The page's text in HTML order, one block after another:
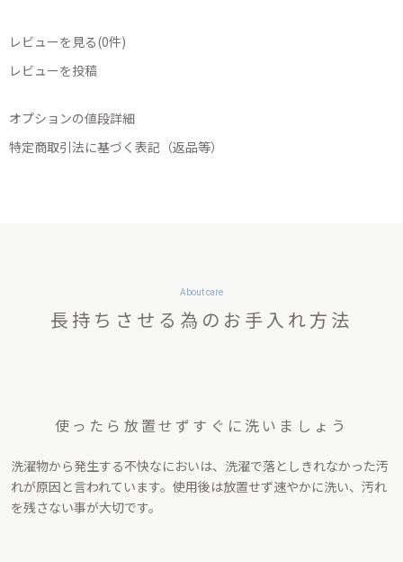
レビューを見る(0件)
レビューを投稿
オプションの値段詳細
特定商取引法に基づく表記（返品等）
About care
長持ちさせる為のお手入れ方法
使ったら放置せず すぐに洗いましょう
洗濯物から発生する不快なにおいは、洗濯で落としきれなかった汚
れが原因と言われています。使用後は放置せず速やかに洗い、汚れ
を残さない事が大切です。